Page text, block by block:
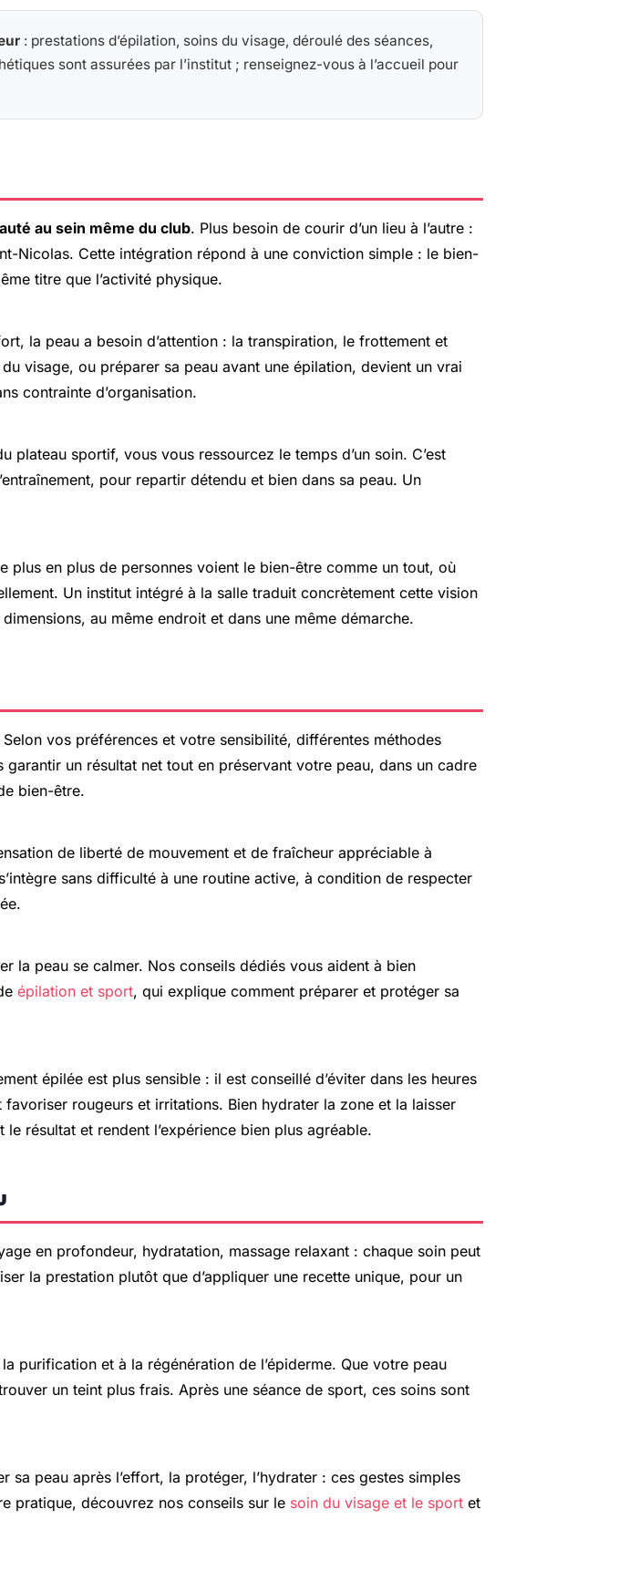
: prestations d’épilation, soins du visage, déroulé des séances,
sont assurées par l’institut ; renseignez-vous à l’accueil pour
au sein même du club. Plus besoin de courir d’un lieu à l’autre :
Nicolas. Cette intégration répond à une conviction simple : le bien-
titre que l’activité physique.
la peau a besoin d’attention : la transpiration, le frottement et
visage, ou préparer sa peau avant une épilation, devient un vrai
contrainte d’organisation.
plateau sportif, vous vous ressourcez le temps d’un soin. C’est
pour repartir détendu et bien dans sa peau. Un
plus en plus de personnes voient le bien-être comme un tout, où
Un institut intégré à la salle traduit concrètement cette vision
au même endroit et dans une même démarche.
vos préférences et votre sensibilité, différentes méthodes
un résultat net tout en préservant votre peau, dans un cadre
bien-être.
de liberté de mouvement et de fraîcheur appréciable à
sans difficulté à une routine active, à condition de respecter
la peau se calmer. Nos conseils dédiés vous aident à bien
épilation et sport, qui explique comment préparer et protéger sa
épilée est plus sensible : il est conseillé d’éviter dans les heures
rougeurs et irritations. Bien hydrater la zone et la laisser
résultat et rendent l’expérience bien plus agréable.
en profondeur, hydratation, massage relaxant : chaque soin peut
la prestation plutôt que d’appliquer une recette unique, pour un
purification et à la régénération de l’épiderme. Que votre peau
un teint plus frais. Après une séance de sport, ces soins sont
sa peau après l’effort, la protéger, l’hydrater : ces gestes simples
pratique, découvrez nos conseils sur le soin du visage et le sport et